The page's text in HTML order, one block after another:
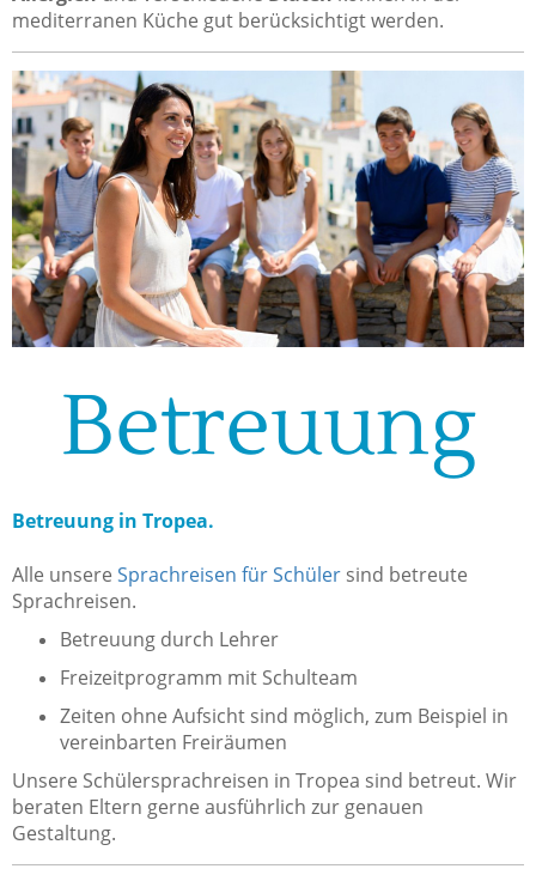
mediterranen Küche gut berücksichtigt werden.
Betreuung
Betreuung in Tropea.
Alle unsere Sprachreisen für Schüler sind betreute
Sprachreisen.
Betreuung durch Lehrer
Freizeitprogramm mit Schulteam
Zeiten ohne Aufsicht sind möglich, zum Beispiel in
vereinbarten Freiräumen
Unsere Schülersprachreisen in Tropea sind betreut. Wir
beraten Eltern gerne ausführlich zur genauen
Gestaltung.